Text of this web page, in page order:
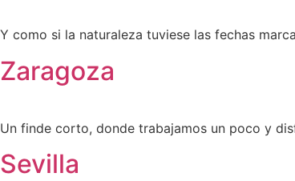
Y como si la naturaleza tuviese las fechas
Zaragoza
Un finde corto, donde trabajamos un poco y
Sevilla